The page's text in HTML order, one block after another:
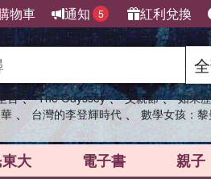
物車 通知 5 紅利兌換
吾 、 The Odyssey 、 父親節 、 如果
、 台灣的李登輝時代 、 數學女孩：
大 電子書 親子